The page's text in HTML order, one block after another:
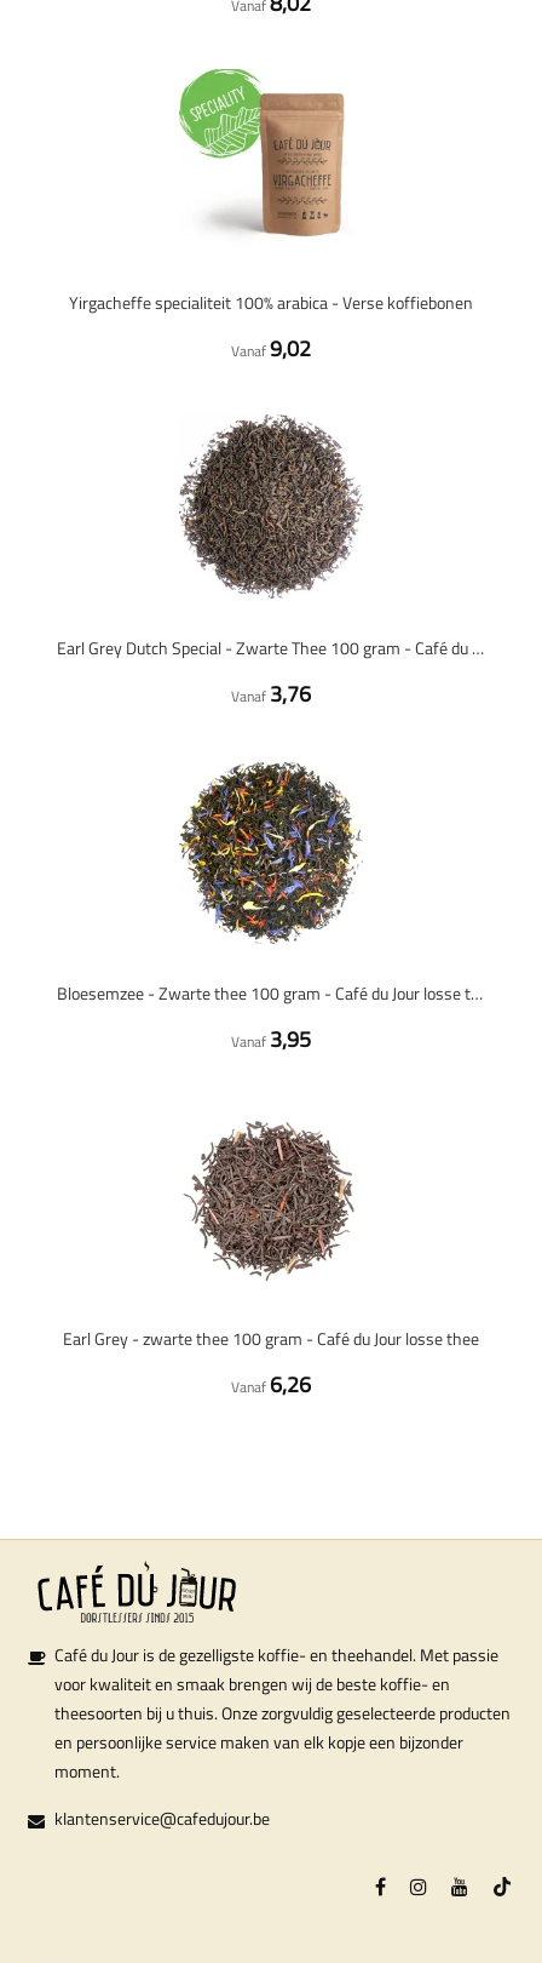
Vanaf
Yirgacheffe specialiteit 100% arabica - Verse koffiebonen
Vanaf9,02
Earl Grey Dutch Special - Zwarte Thee 100 gram - Café du Jour losse thee
Vanaf 3,76
Bloesemzee - Zwarte thee 100 gram - Café du Jour losse thee
Vanaf 3,95
Earl Grey - zwarte thee 100 gram - Café du Jour losse thee
Vanaf 6,26
Café du Jour is de gezelligste koffie- en theehandel. Met passie
voor kwaliteit en smaak brengen wij de beste koffie- en
theesoorten bij u thuis. Onze zorgvuldig geselecteerde producten
en persoonlijke service maken van elk kopje een bijzonder
moment.
klantenservice@cafedujour.be